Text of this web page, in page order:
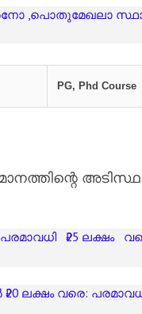
,പൊതുമേഖലാ
PG, Phd Course
₹25 ലക്ഷം
ലക്ഷം വരെ: